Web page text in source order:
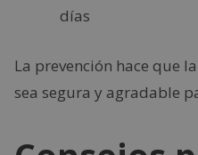
días
La prevención hace que la
sea segura y agradable